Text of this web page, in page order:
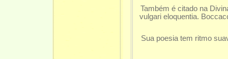
Também é citado na
vulgari eloquentia.
Sua poesia tem ritmo